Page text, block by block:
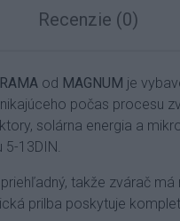
Recenzie (0)
od MAGNUM je
počas procesu
solárna energia a
13DIN.
takže zvárač
prilba poskytuje